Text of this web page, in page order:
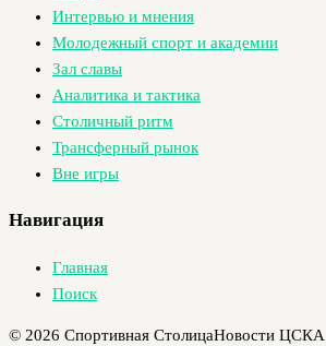
Интервью и мнения
Молодежный спорт и академии
Зал славы
Аналитика и тактика
Столичный ритм
Трансферный рынок
Вне игры
Навигация
Главная
Поиск
© 2026 Спортивная СтолицаНовости ЦСКА